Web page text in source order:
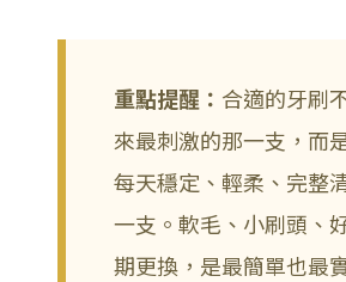
重點提醒： 合適的牙刷
來最刺激的那一支，而
每天穩定、輕柔、完整
一支。軟毛、小刷頭、
期更換，是最簡單也最